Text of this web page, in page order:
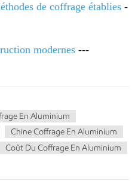
de coffrage établies -
modernes ---
En Aluminium
Chine Coffrage En Aluminium
Coût Du Coffrage En Aluminium